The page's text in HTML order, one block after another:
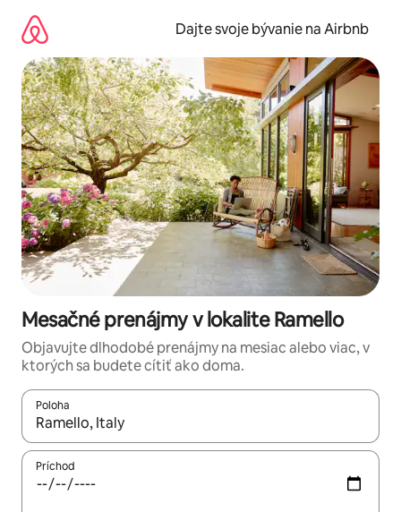
obsah.
Dajte svoje bývanie na Airbnb
Mesačné prenájmy v lokalite Ramello
Objavujte dlhodobé prenájmy na mesiac alebo viac, v
ktorých sa budete cítiť ako doma.
Poloha
Keď budú výsledky k dispozícii, môžete si ich prechádzať
Príchod